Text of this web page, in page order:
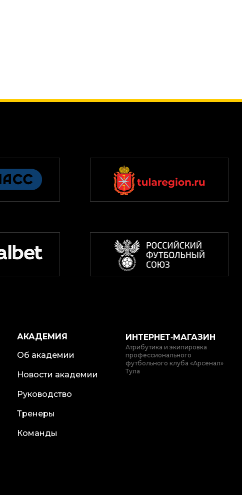
АКАДЕМИЯ
Об академии
Новости академии
Руководство
Тренеры
Команды
ИНТЕРНЕТ‑МАГАЗИН
Атрибутика и экипировка
профессионального
футбольного клуба «Арсенал»
Тула